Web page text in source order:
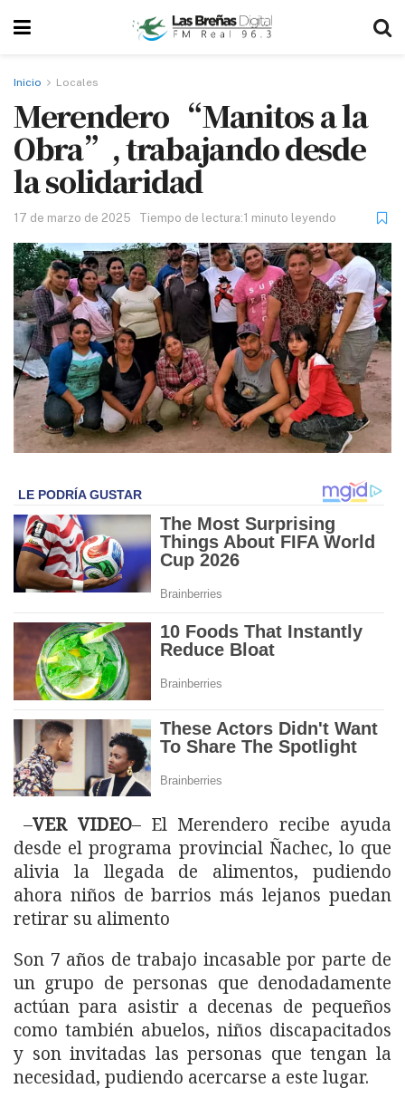
Inicio Locales
Merendero “Manitos a la
Obra”, trabajando desde
la solidaridad
17 de marzo de 2025 Tiempo de lectura:1 minuto leyendo
–VER VIDEO– El Merendero recibe ayuda
desde el programa provincial Ñachec, lo que
alivia la llegada de alimentos, pudiendo
ahora niños de barrios más lejanos puedan
retirar su alimento
Son 7 años de trabajo incasable por parte de
un grupo de personas que denodadamente
actúan para asistir a decenas de pequeños
como también abuelos, niños discapacitados
y son invitadas las personas que tengan la
necesidad, pudiendo acercarse a este lugar.